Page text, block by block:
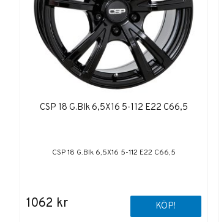
CSP 18 G.Blk 6,5X16 5-112 E22 C66,5
CSP 18 G.Blk 6,5X16 5-112 E22 C66,5
1062 kr KÖP!